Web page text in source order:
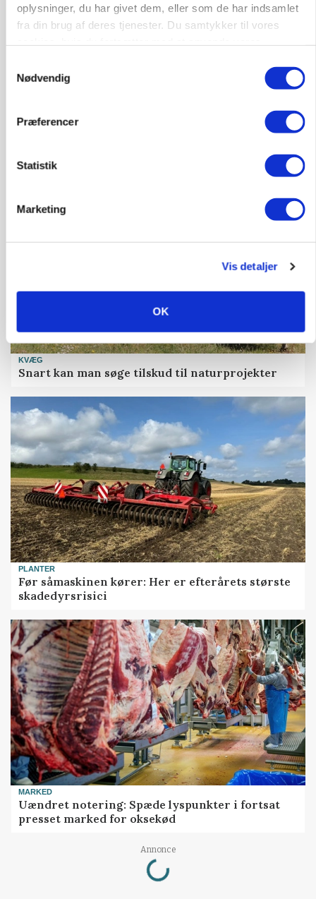
oplysninger, du har givet dem, eller som de har indsamlet
fra din brug af deres tjenester. Du samtykker til vores
Nødvendig
Præferencer
Statistik
Marketing
Vis detaljer
OK
protestgruppe vil demonstrere mod ny
gødskningslov
POLITIK
KVÆG
Snart kan man søge tilskud til naturprojekter
PLANTER
Før såmaskinen kører: Her er efterårets største
skadedyrsrisici
MARKED
Uændret notering: Spæde lyspunkter i fortsat
presset marked for oksekød
Annonce
Loading...